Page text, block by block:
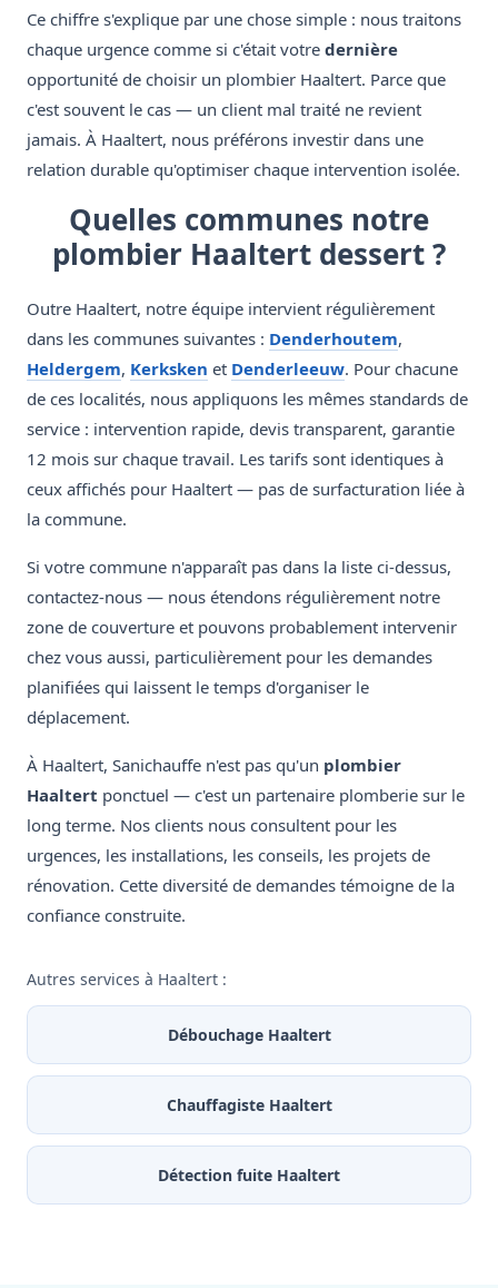
Ce chiffre s'explique par une chose simple : nous traitons
chaque urgence comme si c'était votre dernière
opportunité de choisir un plombier Haaltert. Parce que
c'est souvent le cas — un client mal traité ne revient
jamais. À Haaltert, nous préférons investir dans une
relation durable qu'optimiser chaque intervention isolée.
Quelles communes notre
plombier Haaltert dessert ?
Outre Haaltert, notre équipe intervient régulièrement
dans les communes suivantes : Denderhoutem,
Heldergem, Kerksken et Denderleeuw. Pour chacune
de ces localités, nous appliquons les mêmes standards de
service : intervention rapide, devis transparent, garantie
12 mois sur chaque travail. Les tarifs sont identiques à
ceux affichés pour Haaltert — pas de surfacturation liée à
la commune.
Si votre commune n'apparaît pas dans la liste ci-dessus,
contactez-nous — nous étendons régulièrement notre
zone de couverture et pouvons probablement intervenir
chez vous aussi, particulièrement pour les demandes
planifiées qui laissent le temps d'organiser le
déplacement.
À Haaltert, Sanichauffe n'est pas qu'un plombier
Haaltert ponctuel — c'est un partenaire plomberie sur le
long terme. Nos clients nous consultent pour les
urgences, les installations, les conseils, les projets de
rénovation. Cette diversité de demandes témoigne de la
confiance construite.
Autres services à Haaltert :
Débouchage Haaltert
Chauffagiste Haaltert
Détection fuite Haaltert